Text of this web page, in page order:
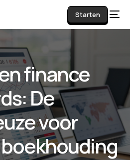
Starten
finance
De
voor